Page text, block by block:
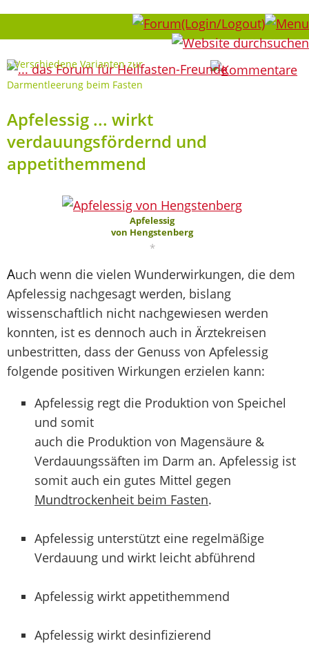
7
»Verschiedene Varianten zur
Darmentleerung beim Fasten
Apfelessig ... wirkt
verdauungsfördernd und
appetithemmend
Apfelessig
von Hengstenberg
*
Auch wenn die vielen Wunderwirkungen, die dem
Apfelessig nachgesagt werden, bislang
wissenschaftlich nicht nachgewiesen werden
konnten, ist es dennoch auch in Ärztekreisen
unbestritten, dass der Genuss von Apfelessig
folgende positiven Wirkungen erzielen kann:
Apfelessig regt die Produktion von Speichel
und somit
auch die Produktion von Magensäure &
Verdauungssäften im Darm an. Apfelessig ist
somit auch ein gutes Mittel gegen
Mundtrockenheit beim Fasten.
Apfelessig unterstützt eine regelmäßige
Verdauung und wirkt leicht abführend
Apfelessig wirkt appetithemmend
Apfelessig wirkt desinfizierend